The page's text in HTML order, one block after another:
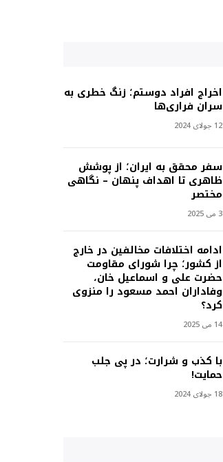
اخراج افراد دوستم؛ زنگ خطری به
سران فراری‌ها
12 جولای 2024
سفر محقق به ایران؛ از پوشش
ظاهری تا اهداف پنهان – نگاهی
مختصر
3 می 2025
ادامه اختلافات مخالفین در خارج
از کشور؛ چرا شورای مقاومت
حضرت علی و اسماعیل خان،
وفاداران احمد مسعود را منزوی
کرد؟
14 می 2025
با کذب و شرارت؛ در پی جلب
حمایت!
18 جولای 2024